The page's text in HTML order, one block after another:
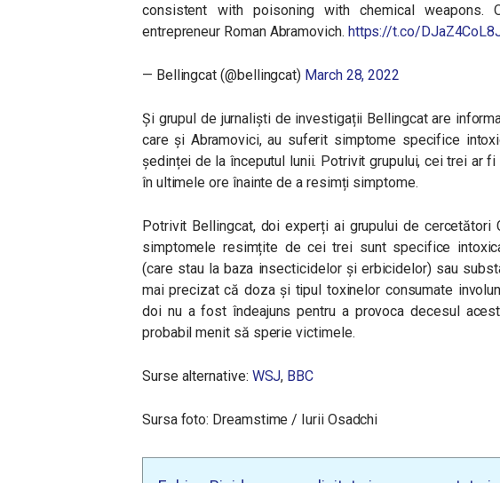
consistent with poisoning with chemical weapons.
entrepreneur Roman Abramovich. https://t.co/
— Bellingcat (@bellingcat) March 28, 2022
Și grupul de jurnaliști de investigații Bellingcat are
care și Abramovici, au suferit simptome specifice
ședinței de la începutul lunii. Potrivit grupului, cei trei ar
în ultimele ore înainte de a resimți simptome.
Potrivit Bellingcat, doi experți ai grupului de cercetători
simptomele resimțite de cei trei sunt specifice
(care stau la baza insecticidelor și erbicidelor) sau
mai precizat că doza și tipul toxinelor consumate
doi nu a fost îndeajuns pentru a provoca decesul
probabil menit să sperie victimele.
Surse alternative: WSJ, BBC
Sursa foto: Dreamstime / Iurii Osadchi